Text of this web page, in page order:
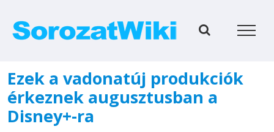
Ezek a vadonatúj produkciók
érkeznek augusztusban a
Disney+-ra